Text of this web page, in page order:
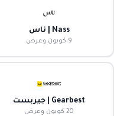
Nass | ناس
9 كوبون وعرض
Gearbest | جيربست
20 كوبون وعرض